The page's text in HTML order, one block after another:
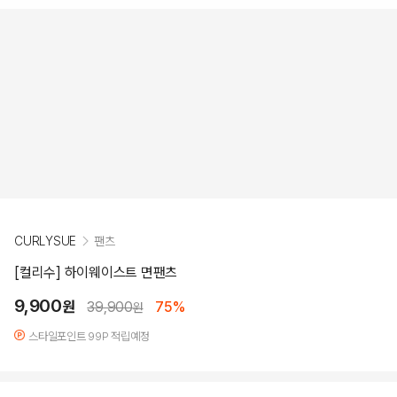
CURLYSUE 팬츠
[컬리수] 하이웨이스트 면팬츠
9,900원 39,900원 75%
스타일포인트 99P 적립예정